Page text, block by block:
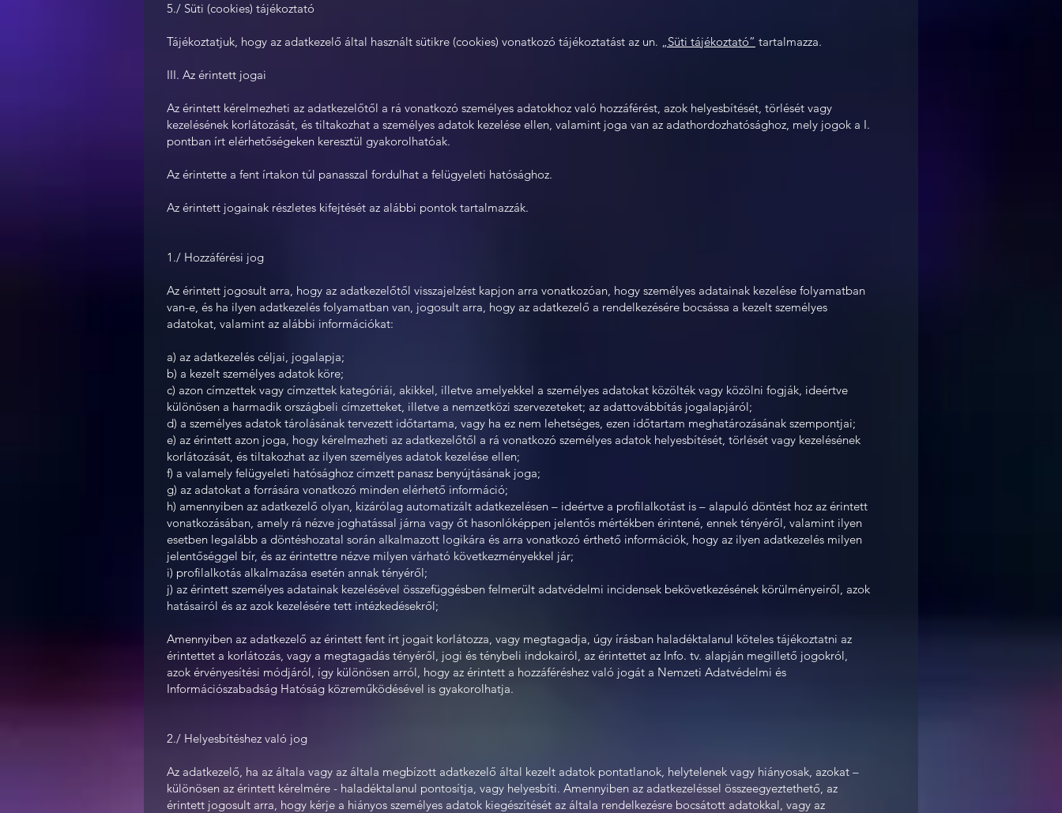
5./ Süti (cookies) tájékoztató
Tájékoztatjuk, hogy az adatkezelő által használt sütikre (cookies) vonatkozó tájékoztatást az un. „Süti tájékoztató” tartalmazza.
III. Az érintett jogai
Az érintett kérelmezheti az adatkezelőtől a rá vonatkozó személyes adatokhoz való hozzáférést, azok helyesbítését, törlését vagy
kezelésének korlátozását, és tiltakozhat a személyes adatok kezelése ellen, valamint joga van az adathordozhatósághoz, mely jogok a I.
pontban írt elérhetőségeken keresztül gyakorolhatóak.
Az érintette a fent írtakon túl panasszal fordulhat a felügyeleti hatósághoz.
Az érintett jogainak részletes kifejtését az alábbi pontok tartalmazzák.
1./ Hozzáférési jog
Az érintett jogosult arra, hogy az adatkezelőtől visszajelzést kapjon arra vonatkozóan, hogy személyes adatainak kezelése folyamatban
van-e, és ha ilyen adatkezelés folyamatban van, jogosult arra, hogy az adatkezelő a rendelkezésére bocsássa a kezelt személyes
adatokat, valamint az alábbi információkat:
a) az adatkezelés céljai, jogalapja;
b) a kezelt személyes adatok köre;
c) azon címzettek vagy címzettek kategóriái, akikkel, illetve amelyekkel a személyes adatokat közölték vagy közölni fogják, ideértve
különösen a harmadik országbeli címzetteket, illetve a nemzetközi szervezeteket; az adattovábbítás jogalapjáról;
d) a személyes adatok tárolásának tervezett időtartama, vagy ha ez nem lehetséges, ezen időtartam meghatározásának szempontjai;
e) az érintett azon joga, hogy kérelmezheti az adatkezelőtől a rá vonatkozó személyes adatok helyesbítését, törlését vagy kezelésének
korlátozását, és tiltakozhat az ilyen személyes adatok kezelése ellen;
f) a valamely felügyeleti hatósághoz címzett panasz benyújtásának joga;
g) az adatokat a forrására vonatkozó minden elérhető információ;
h) amennyiben az adatkezelő olyan, kizárólag automatizált adatkezelésen – ideértve a profilalkotást is – alapuló döntést hoz az érintett
vonatkozásában, amely rá nézve joghatással járna vagy őt hasonlóképpen jelentős mértékben érintené, ennek tényéről, valamint ilyen
esetben legalább a döntéshozatal során alkalmazott logikára és arra vonatkozó érthető információk, hogy az ilyen adatkezelés milyen
jelentőséggel bír, és az érintettre nézve milyen várható következményekkel jár;
i) profilalkotás alkalmazása esetén annak tényéről;
j) az érintett személyes adatainak kezelésével összefüggésben felmerült adatvédelmi incidensek bekövetkezésének körülményeiről, azok
hatásairól és az azok kezelésére tett intézkedésekről;
Amennyiben az adatkezelő az érintett fent írt jogait korlátozza, vagy megtagadja, úgy írásban haladéktalanul köteles tájékoztatni az
érintettet a korlátozás, vagy a megtagadás tényéről, jogi és ténybeli indokairól, az érintettet az Info. tv. alapján megillető jogokról,
azok érvényesítési módjáról, így különösen arról, hogy az érintett a hozzáféréshez való jogát a Nemzeti Adatvédelmi és
Információszabadság Hatóság közreműködésével is gyakorolhatja.
2./ Helyesbítéshez való jog
Az adatkezelő, ha az általa vagy az általa megbízott adatkezelő által kezelt adatok pontatlanok, helytelenek vagy hiányosak, azokat –
különösen az érintett kérelmére - haladéktalanul pontosítja, vagy helyesbíti. Amennyiben az adatkezeléssel összeegyeztethető, az
érintett jogosult arra, hogy kérje a hiányos személyes adatok kiegészítését az általa rendelkezésre bocsátott adatokkal, vagy az